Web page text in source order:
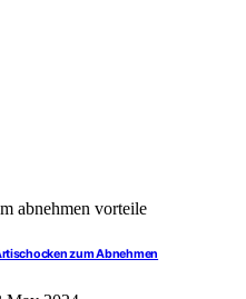
zum Abnehmen